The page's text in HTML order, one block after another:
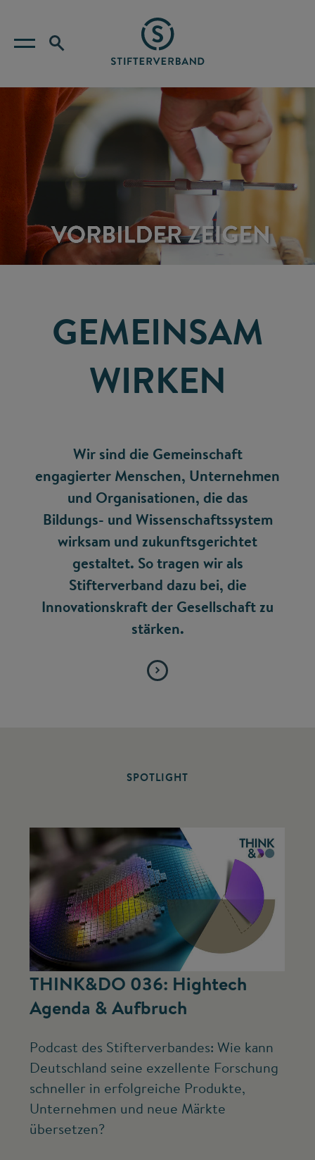
GEMEINSAM
WIRKEN
Wir sind die Gemeinschaft
engagierter Menschen, Unternehmen
und Organisationen, die das
Bildungs- und Wissenschaftssystem
wirksam und zukunftsgerichtet
gestaltet. So tragen wir als
Stifterverband dazu bei, die
Innovationskraft der Gesellschaft zu
stärken.
SPOTLIGHT
THINK&DO 036: Hightech
Agenda & Aufbruch
Podcast des Stifterverbandes: Wie kann
Deutschland seine exzellente Forschung
schneller in erfolgreiche Produkte,
Unternehmen und neue Märkte
übersetzen?